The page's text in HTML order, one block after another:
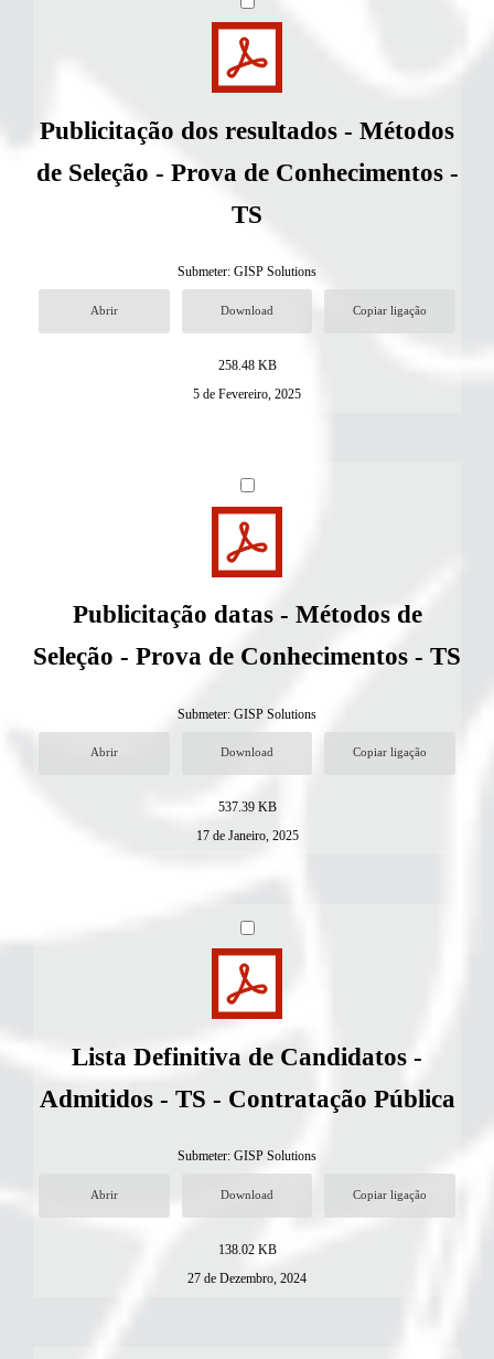
Publicitação dos resultados - Métodos
de Seleção - Prova de Conhecimentos -
TS
Submeter: GISP Solutions
Abrir Download Copiar ligação
258.48 KB
5 de Fevereiro, 2025
Publicitação datas - Métodos de
Seleção - Prova de Conhecimentos - TS
Submeter: GISP Solutions
Abrir Download Copiar ligação
537.39 KB
17 de Janeiro, 2025
Lista Definitiva de Candidatos -
Admitidos - TS - Contratação Pública
Submeter: GISP Solutions
Abrir Download Copiar ligação
138.02 KB
27 de Dezembro, 2024